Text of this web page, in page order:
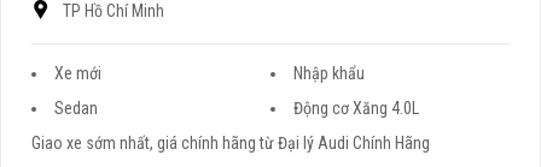
TP Hồ Chí Minh
Xe mới
Nhập khẩu
Sedan
Động cơ Xăng 4.0L
Giao xe sớm nhất, giá chính hãng từ Đại lý Audi Chính Hãng